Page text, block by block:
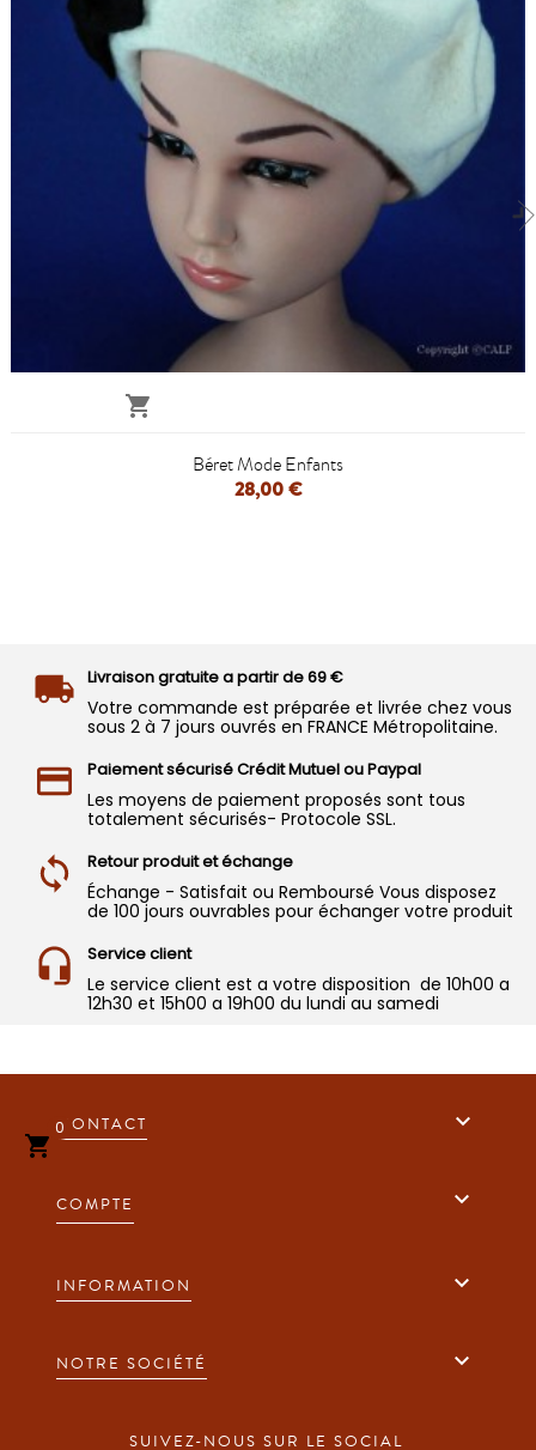

Béret Mode Enfants
28,00 €
Livraison gratuite a partir de 69 €
Votre commande est préparée et livrée chez vous
sous 2 à 7 jours ouvrés en FRANCE Métropolitaine.
Paiement sécurisé Crédit Mutuel ou Paypal
Les moyens de paiement proposés sont tous
totalement sécurisés- Protocole SSL.
Retour produit et échange
Échange - Satisfait ou Remboursé Vous disposez
de 100 jours ouvrables pour échanger votre produit
Service client
Le service client est a votre disposition de 10h00 a
12h30 et 15h00 a 19h00 du lundi au samedi
CONTACT 
COMPTE 
INFORMATION 
NOTRE SOCIÉTÉ 
SUIVEZ-NOUS SUR LE SOCIAL

0